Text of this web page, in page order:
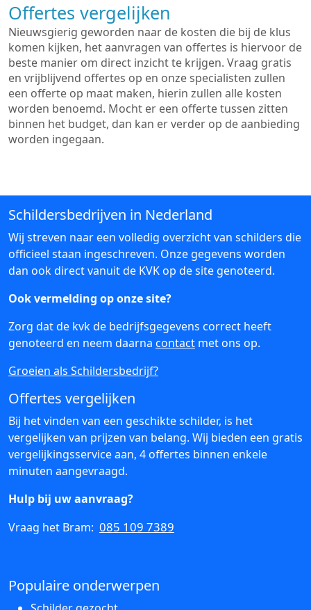
Offertes vergelijken
Nieuwsgierig geworden naar de kosten die bij de klus
komen kijken, het aanvragen van offertes is hiervoor de
beste manier om direct inzicht te krijgen. Vraag gratis
en vrijblijvend offertes op en onze specialisten zullen
een offerte op maat maken, hierin zullen alle kosten
worden benoemd. Mocht er een offerte tussen zitten
binnen het budget, dan kan er verder op de aanbieding
worden ingegaan.
Schildersbedrijven in Nederland
Wij streven naar een volledig overzicht van schilders die
officieel staan ingeschreven. Onze gegevens worden
dan ook direct vanuit de KVK op de site genoteerd.
Ook vermelding op onze site?
Zorg dat de kvk de bedrijfsgegevens correct heeft
genoteerd en neem daarna contact met ons op.
Groeien als Schildersbedrijf?
Offertes vergelijken
Bij het vinden van een geschikte schilder, is het
vergelijken van prijzen van belang. Wij bieden een gratis
vergelijkingsservice aan, 4 offertes binnen enkele
minuten aangevraagd.
Hulp bij uw aanvraag?
Vraag het Bram: 085 109 7389
Populaire onderwerpen